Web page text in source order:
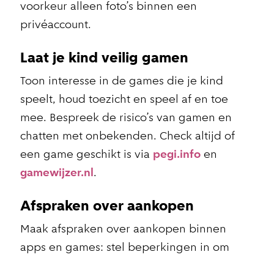
voorkeur alleen foto’s binnen een
privéaccount.
Laat je kind veilig gamen
Toon interesse in de games die je kind
speelt, houd toezicht en speel af en toe
mee. Bespreek de risico’s van gamen en
chatten met onbekenden. Check altijd of
een game geschikt is via pegi.info en
gamewijzer.nl .
Afspraken over aankopen
Maak afspraken over aankopen binnen
apps en games: stel beperkingen in om